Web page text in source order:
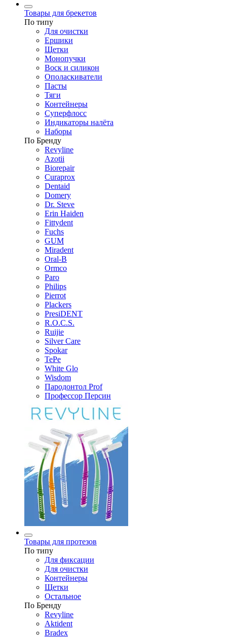
Товары для брекетов
По типу
Для очистки
Ершики
Щетки
Монопучки
Воск и силикон
Ополаскиватели
Пасты
Тяги
Контейнеры
Суперфлосс
Индикаторы налёта
Наборы
По Бренду
Revyline
Azotii
Biorepair
Curaprox
Dentaid
Domery
Dr. Steve
Erin Haiden
Fittydent
Fuchs
GUM
Miradent
Oral-B
Ormco
Paro
Philips
Pierrot
Plackers
PresiDENT
R.O.C.S.
Ruijie
Silver Care
Spokar
TePe
White Glo
Wisdom
Пародонтол Prof
Профессор Персин
Товары для протезов
По типу
Для фиксации
Для очистки
Контейнеры
Щетки
Остальное
По Бренду
Revyline
Aktident
Bradex